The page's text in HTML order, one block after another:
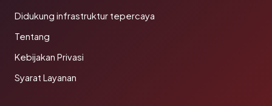
Didukung infrastruktur tepercaya
Tentang
Kebijakan Privasi
Syarat Layanan